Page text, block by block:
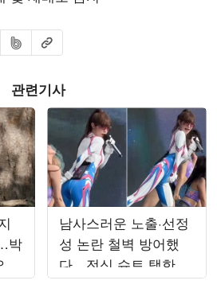
기
기공유하기
밴드 공유하기
URL복사
관련기사
박
남사스러운 노출·선정
성 논란 철벽 방어했
다…전신 슈트 택한 최
예나, '워터밤 여신' 새